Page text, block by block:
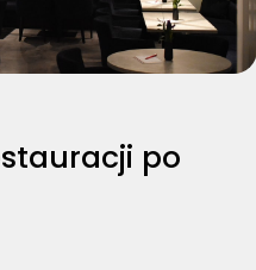
po